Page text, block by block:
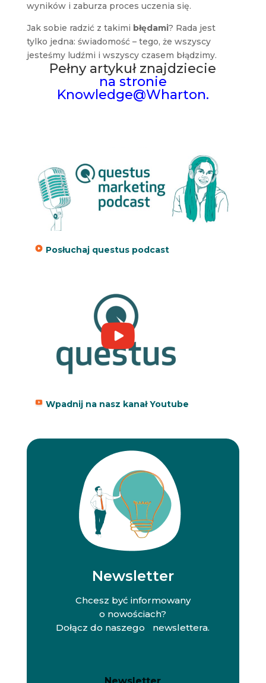
wyników i zaburza proces uczenia się.
Jak sobie radzić z takimi błędami? Rada jest
tylko jedna: świadomość – tego, że wszyscy
jesteśmy ludźmi i wszyscy czasem błądzimy.
Pełny artykuł znajdziecie
na stronie
Knowledge@Wharton.
Posłuchaj questus podcast
Wpadnij na nasz kanał Youtube
Newsletter
Chcesz być informowany
o nowościach?
Dołącz do naszego newslettera.